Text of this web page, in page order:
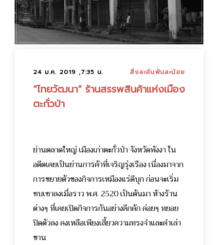
24 ม.ค. 2019 ,7:35 น. สิ่งละอันพันละน้อย
“ไทยวัฒนา” ร้านสรรพสินค้าแห่งเมือง
ตะกั่วป่า
ย่านตลาดใหญ่ เมืองเก่าตะกั่วป่า จังหวัดพังงา ใน
อดีตเคยเป็นย่านการค้าที่เจริญรุ่งเรือง เนื่องมาจาก
การขยายตัวของกิจการเหมืองแร่ดีบุก ก่อนจะเริ่ม
ซบเซาลงเมื่อราว พ.ศ. 2520 เป็นต้นมา ห้างร้าน
ต่างๆ ที่เคยเปิดกิจการกันอย่างคึกคัก ค่อยๆ ทยอย
ปิดตัวลง คงเหลือเพียงเสี้ยวความทรงจำและคำเล่า
ขาน